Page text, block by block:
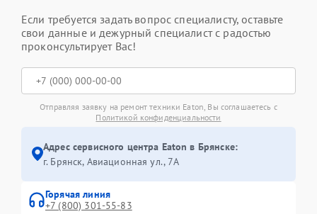
Если требуется задать вопрос специалисту, оставьте
свои данные и дежурный специалист с радостью
проконсультирует Вас!
Отправляя заявку на ремонт техники Eaton, Вы соглашаетесь с
Политикой конфиденциальности
Адрес сервисного центра Eaton в Брянске:
г. Брянск, Авиационная ул., 7А
Горячая линия
+7 (800) 301-55-83